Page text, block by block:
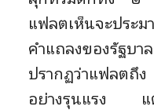
แฟลตเห็นจะประ
คำแถลงของรัฐบา
ปรากฏว่าแฟลตถึ
อย่างรุนแรง แต่